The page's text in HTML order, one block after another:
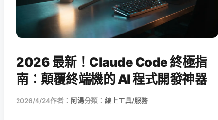
2026 最新！Claude Code 終極指
南：顛覆終端機的 AI 程式開發神器
2026/4/24作者： 阿湯分類： 線上工具/服務